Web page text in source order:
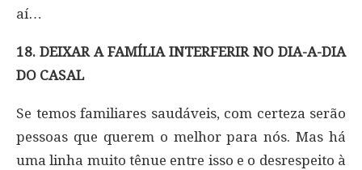
aí…
18. DEIXAR A FAMÍLIA INTERFERIR NO DIA-A-DIA
DO CASAL
Se temos familiares saudáveis, com certeza serão
pessoas que querem o melhor para nós. Mas há
uma linha muito tênue entre isso e o desrespeito à